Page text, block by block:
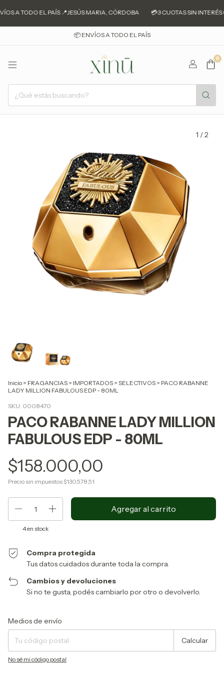
A TODO EL PAÍS 📍JESÚS MARIA, CÓRDOBA 💳3 CUOTAS SIN INTERÉS
📦 ENVÍOS A TODO EL PAÍS
0
1 /2
Inicio > FRAGANCIAS > IMPORTADOS > SELECTIVOS > PACO RABANNE
LADY MILLION FABULOUS EDP - 80ML
SKU: 0008470
PACO RABANNE LADY MILLION
FABULOUS EDP - 80ML
$158.000,00
Precio sin impuestos $130.578,51
4en stock
Compra protegida
Tus datos cuidados durante toda la compra.
Cambios y devoluciones
Si no te gusta, podés cambiarlo por otro o devolverlo.
Entregas para el CP:
Medios de envío
Calcular
No sé mi código postal